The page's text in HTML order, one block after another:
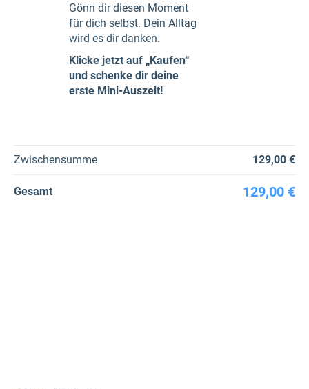
Gönn dir diesen Moment
für dich selbst. Dein Alltag
wird es dir danken.
Klicke jetzt auf „Kaufen“
und schenke dir deine
erste Mini-Auszeit!
Zwischensumme 129,00 €
Gesamt 129,00 €